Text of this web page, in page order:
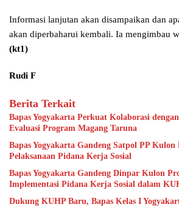
Informasi lanjutan akan disampaikan dan
akan diperbaharui kembali. Ia mengimbau
(kt1)
Rudi F
Berita Terkait
Bapas Yogyakarta Perkuat Kolaborasi
Evaluasi Program Magang Taruna
Bapas Yogyakarta Gandeng Satpol PP
Pelaksanaan Pidana Kerja Sosial
Bapas Yogyakarta Gandeng Dinpar Kulon
Implementasi Pidana Kerja Sosial dalam
Dukung KUHP Baru, Bapas Kelas I